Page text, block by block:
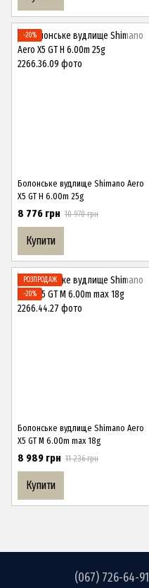
−20%
Болонське вудлище Shimano Aero
X5 GT H 6.00m 25g
8 776 грн 10 970 грн
Купити
РОЗПРОДАЖ
−20%
Болонське вудлище Shimano Aero
X5 GT M 6.00m max 18g
8 989 грн 11 236 грн
Купити
(067) 726-64-91